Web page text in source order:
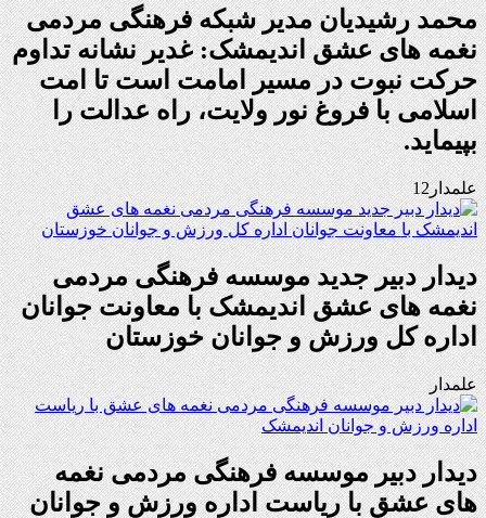
محمد رشیدیان مدیر شبکه فرهنگی مردمی
نغمه های عشق اندیمشک: غدیر نشانه تداوم
حرکت نبوت در مسیر امامت است تا امت
اسلامی با فروغ نور ولایت، راه عدالت را
بپیماید.
علمدار12
دیدار دبیر جدید موسسه فرهنگی مردمی
نغمه های عشق اندیمشک با معاونت جوانان
اداره کل ورزش و جوانان خوزستان
علمدار
دیدار دبیر موسسه فرهنگی مردمی نغمه
های عشق با ریاست اداره ورزش و جوانان